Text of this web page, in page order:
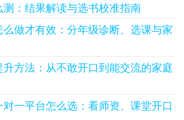
：结果解读与选书校准指南
做才有效：分年级诊断、选课与家
方法：从不敢开口到能交流的家庭
一平台怎么选：看师资、课堂开口